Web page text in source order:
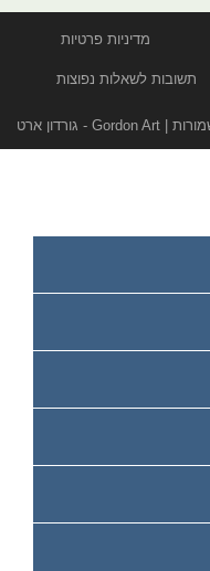
מדיניות פרטיות
תשובות לשאלות נפוצות